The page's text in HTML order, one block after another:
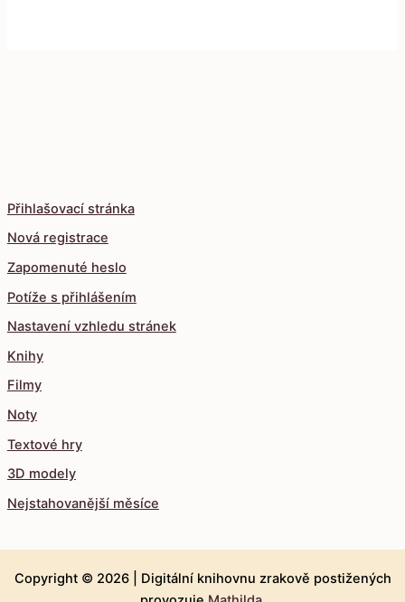
Přihlašovací stránka
Nová registrace
Zapomenuté heslo
Potíže s přihlášením
Nastavení vzhledu stránek
Knihy
Filmy
Noty
Textové hry
3D modely
Nejstahovanější měsíce
Copyright © 2026 | Digitální knihovnu zrakově postižených